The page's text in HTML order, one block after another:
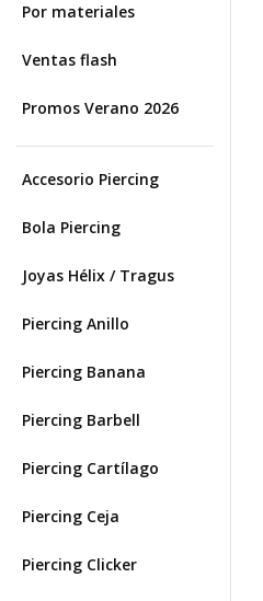
Por materiales
Ventas flash
Promos Verano 2026
Accesorio Piercing
Bola Piercing
Joyas Hélix / Tragus
Piercing Anillo
Piercing Banana
Piercing Barbell
Piercing Cartílago
Piercing Ceja
Piercing Clicker